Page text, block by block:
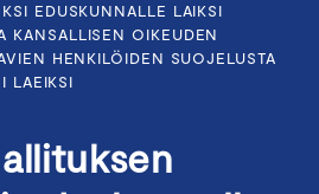
EDUSKUNNALLE LAIKSI
KANSALLISEN OIKEUDEN
HENKILÖIDEN SUOJELUSTA
LAEIKSI